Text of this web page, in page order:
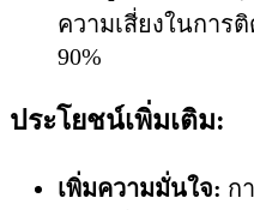
ความเสี่ยงในการ
90%
ประโยชน์เพิ่มเติม:
เพิ่มความมั่นใจ: ก